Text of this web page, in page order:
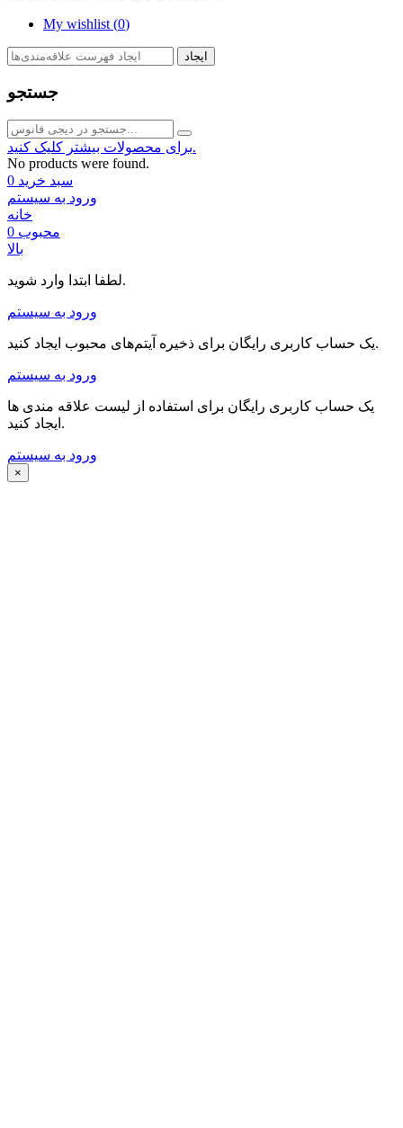
My wishlist (0)
ایجاد
جستجو
برای محصولات بیشتر کلیک کنید.
No products were found.
سبد خرید 0
ورود به سیستم
خانه
محبوب 0
بالا
لطفا ابتدا وارد شوید.
ورود به سیستم
یک حساب کاربری رایگان برای ذخیره آیتم‌های محبوب ایجاد کنید.
ورود به سیستم
یک حساب کاربری رایگان برای استفاده از لیست علاقه مندی ها
ایجاد کنید.
ورود به سیستم
×